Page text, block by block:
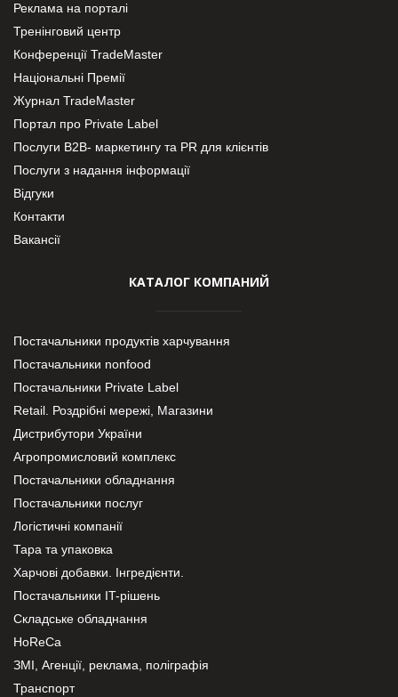
Реклама на порталі
Тренінговий центр
Конференції TradeMaster
Національні Премії
Журнал TradeMaster
Портал про Private Label
Послуги В2В- маркетингу та PR для клієнтів
Послуги з надання інформації
Відгуки
Контакти
Вакансії
КАТАЛОГ КОМПАНИЙ
Постачальники продуктів харчування
Постачальники nonfood
Постачальники Private Label
Retail. Роздрібні мережі, Магазини
Дистрибутори України
Агропромисловий комплекс
Постачальники обладнання
Постачальники послуг
Логістичні компанії
Тара та упаковка
Харчові добавки. Інгредієнти.
Постачальники IT-рішень
Складське обладнання
HoReCa
ЗМІ, Агенції, реклама, поліграфія
Транспорт